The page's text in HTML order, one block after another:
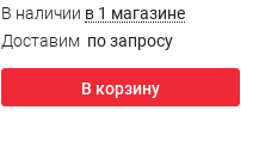
В наличии в 1 магазине
Доставим по запросу
В корзину